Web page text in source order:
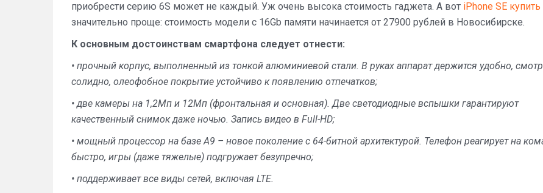
приобрести серию 6S может не каждый. Уж очень высока стоимость гаджета. А вот iPhone SE купить
значительно проще: стоимость модели с 16Gb памяти начинается от 27900 рублей в Новосибирске.
К основным достоинствам смартфона следует отнести:
• прочный корпус, выполненный из тонкой алюминиевой стали. В руках аппарат держится удобно,
солидно, олеофобное покрытие устойчиво к появлению отпечатков;
• две камеры на 1,2Мп и 12Мп (фронтальная и основная). Две светодиодные вспышки гарантируют
качественный снимок даже ночью. Запись видео в Full-HD;
• мощный процессор на базе А9 – новое поколение с 64-битной архитектурой. Телефон реагирует на
быстро, игры (даже тяжелые) подгружает безупречно;
• поддерживает все виды сетей, включая LTE.